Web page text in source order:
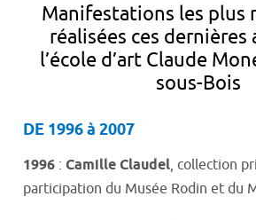
Manifestations les plus
réalisées ces dernières
l’école d’art Claude
sous-Bois
DE 1996 à 2007
1996 : Camille Claudel, collection
participation du Musée Rodin et du